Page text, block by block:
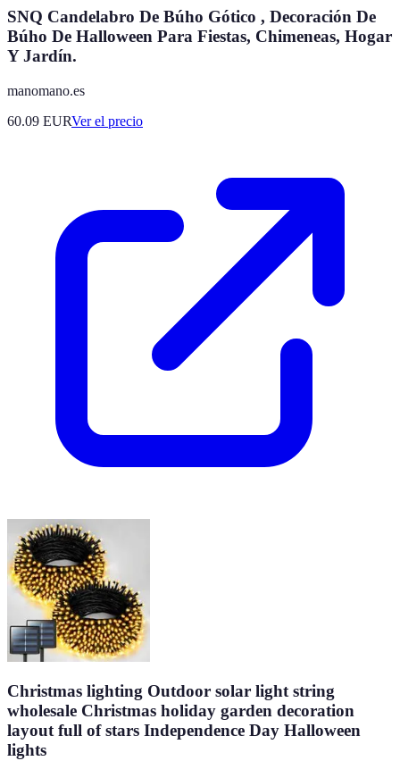
SNQ Candelabro De Búho Gótico , Decoración De
Búho De Halloween Para Fiestas, Chimeneas, Hogar
Y Jardín.
manomano.es
60.09 EURVer el precio
Christmas lighting Outdoor solar light string
wholesale Christmas holiday garden decoration
layout full of stars Independence Day Halloween
lights